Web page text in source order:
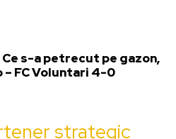
s-a petrecut pe gazon,
– FC Voluntari 4-0
strategic